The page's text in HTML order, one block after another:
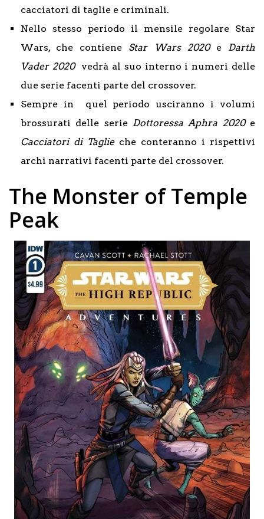
cacciatori di taglie e criminali.
Nello stesso periodo il mensile regolare Star
Wars, che contiene Star Wars 2020e Darth
Vader 2020vedrà al suo interno i numeri delle
due serie facenti parte del crossover.
Sempre in quel periodo usciranno i volumi
brossurati delle serie Dottoressa Aphra 2020e
Cacciatori di Taglieche conteranno i rispettivi
archi narrativi facenti parte del crossover.
The Monster of Temple
Peak